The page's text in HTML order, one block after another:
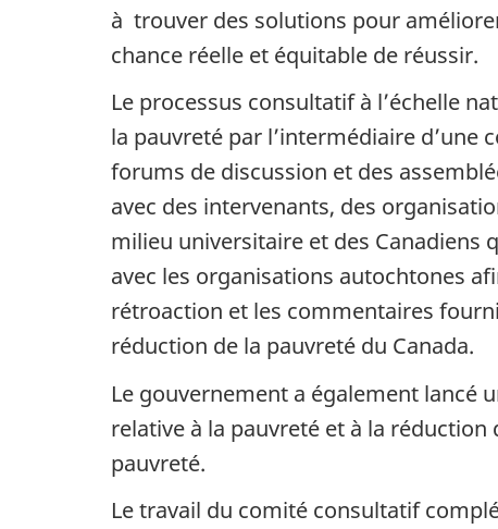
à trouver des solutions pour
chance réelle et équitable de réussir.
Le processus consultatif à l’échelle
la pauvreté par l’intermédiaire
forums de discussion et des
avec des intervenants, des
milieu universitaire et des Canadiens
avec les organisations autochtones
rétroaction et les commentaires
réduction de la pauvreté du Canada.
Le gouvernement a également lancé
relative à la pauvreté et à la
pauvreté.
Le travail du comité consultatif